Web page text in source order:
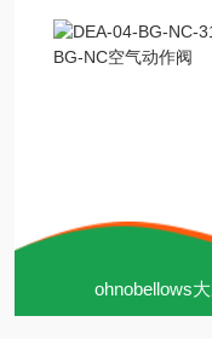
ohnobellows